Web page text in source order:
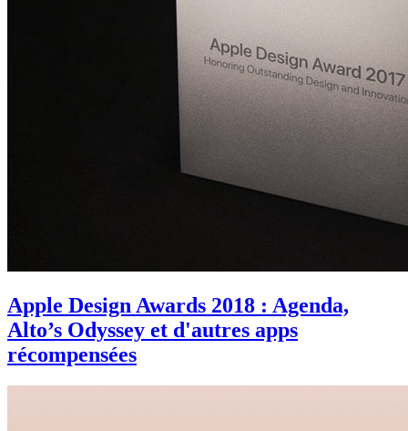
Apple Design Awards 2018 : Agenda,
Alto’s Odyssey et d'autres apps
récompensées